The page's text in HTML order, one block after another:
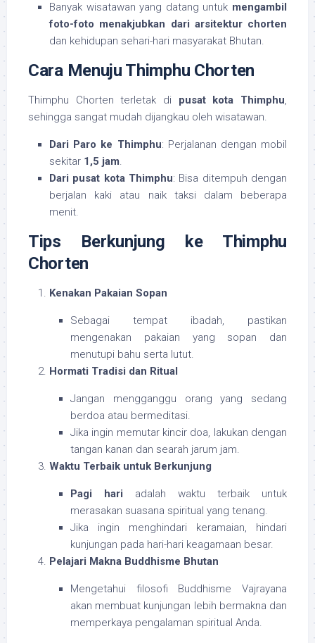
Banyak wisatawan yang datang untuk mengambil
foto-foto menakjubkan dari arsitektur chorten
dan kehidupan sehari-hari masyarakat Bhutan.
Cara Menuju Thimphu Chorten
Thimphu Chorten terletak di pusat kota Thimphu,
sehingga sangat mudah dijangkau oleh wisatawan.
Dari Paro ke Thimphu: Perjalanan dengan mobil
sekitar 1,5 jam.
Dari pusat kota Thimphu: Bisa ditempuh dengan
berjalan kaki atau naik taksi dalam beberapa
menit.
Tips Berkunjung ke Thimphu
Chorten
Kenakan Pakaian Sopan
Sebagai tempat ibadah, pastikan
mengenakan pakaian yang sopan dan
menutupi bahu serta lutut.
Hormati Tradisi dan Ritual
Jangan mengganggu orang yang sedang
berdoa atau bermeditasi.
Jika ingin memutar kincir doa, lakukan dengan
tangan kanan dan searah jarum jam.
Waktu Terbaik untuk Berkunjung
Pagi hari adalah waktu terbaik untuk
merasakan suasana spiritual yang tenang.
Jika ingin menghindari keramaian, hindari
kunjungan pada hari-hari keagamaan besar.
Pelajari Makna Buddhisme Bhutan
Mengetahui filosofi Buddhisme Vajrayana
akan membuat kunjungan lebih bermakna dan
memperkaya pengalaman spiritual Anda.